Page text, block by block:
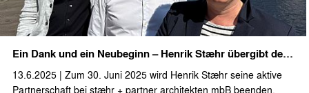
gemeinsamen Spatenstich das Projekt symbolisch gestartet. Der
tatsächliche Baubeginn für die ersten Einzel- und Doppelhäuser
im Bauabschnitt I der Ferienwohnanlage ist für Ende des Jahres
geplant.
Wir bedanken uns herzlich für die Einladung zu diesem schönen
Ein Dank und ein Neubeginn – Henrik Stæhr übergibt den Staffelstab
13.6.2025 | Zum 30. Juni 2025 wird Henrik Stæhr seine aktive
Partnerschaft bei stæhr + partner architekten mbB beenden.